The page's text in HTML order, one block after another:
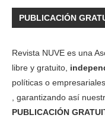
PUBLICACIÓN
Revista NUVE es una
libre y gratuito,
políticas o
, garantizando así
PUBLICACIÓN